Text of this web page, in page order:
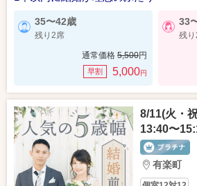
35〜42歳
残り2席
通常価格 5,500円
早割 5,000円
33
残
8/11(火・
13:40〜
有楽町